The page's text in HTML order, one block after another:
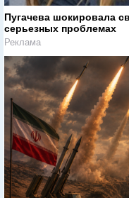
Пугачева шокировала
серьезных проблемах
Реклама